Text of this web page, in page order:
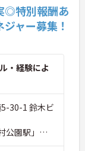
◎特別報酬あ
ャー募集！
・経験によ
30-1 鈴木ビ
公園駅」徒